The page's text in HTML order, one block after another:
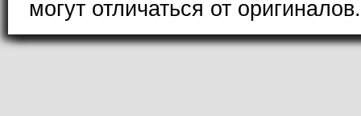
могут отличаться от оригиналов.